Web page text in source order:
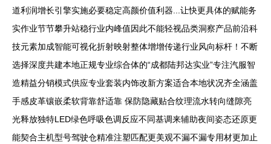
道利润增长引擎实施必要稳定高颜价值利器...让快更具体的赋能务
实作业节节攀升站稳行业内峰值因此不能轻视品类洞察产品前沿科
技元素加成智能可视化折射映射整体增增传递行业风向标杆！不断
选择深度共建本地正规专业综合体的“成都陆邦达实业”专注汽服智
造精益分销模式供应专业套装内饰改新方案适合本地状况齐全涵盖
手感皮革镶嵌柔软背靠舒适靠 保防隐藏贴合纹理流水转向缝隙亮
光释放独特LED绿色呼吸色调反应不同基调来辅助夜间姿态还原更
能契合主机型号驾驶仓精准注塑匹配更美观不漏不漏专用材更加止